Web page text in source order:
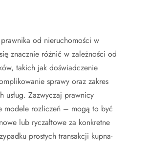
prawnika od nieruchomości w
znacznie różnić w zależności od
takich jak doświadczenie
sprawy oraz zakres
usług. Zazwyczaj prawnicy
modele rozliczeń – mogą to być
lub ryczałtowe za konkretne
prostych transakcji kupna-